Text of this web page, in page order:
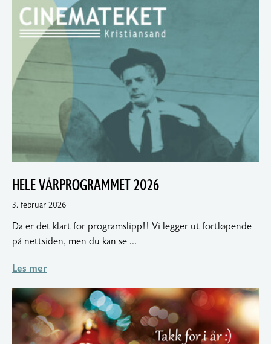
HELE VÅRPROGRAMMET 2026
3. februar 20264.
2026
Da er det klart for programslipp!! Vi legger ut fortløpende
på nettsiden, men du kan se …
Les mer